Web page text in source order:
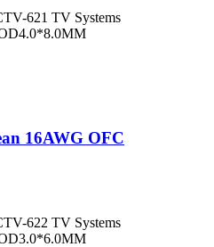
621 TV Systems
16AWG OFC
622 TV Systems